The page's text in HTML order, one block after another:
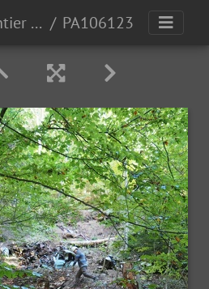
l'Achard, chantier pro 10-10-23 PA106123